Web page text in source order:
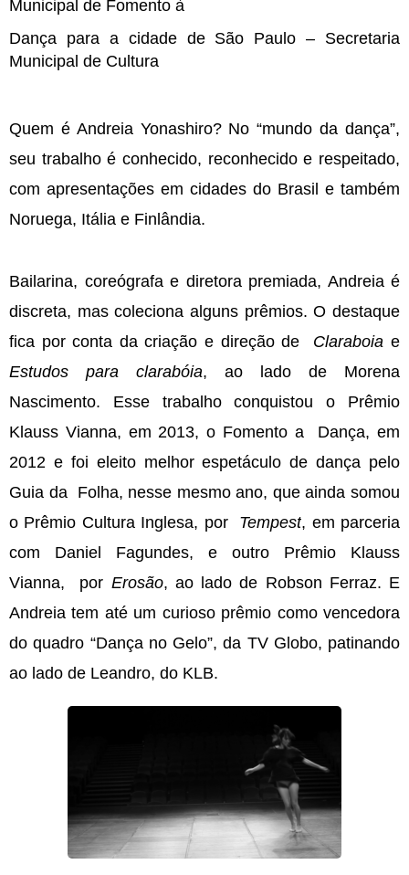
Municipal de Fomento à
Dança para a cidade de São Paulo – Secretaria
Municipal de Cultura
Quem é Andreia Yonashiro? No “mundo da dança”,
seu trabalho é conhecido, reconhecido e respeitado,
com apresentações em cidades do Brasil e também
Noruega, Itália e Finlândia.
Bailarina, coreógrafa e diretora premiada, Andreia é
discreta, mas coleciona alguns prêmios. O destaque
fica por conta da criação e direção de Claraboia
Estudos para clarabóia, ao lado de Morena
Nascimento. Esse trabalho conquistou o Prêmio
Klauss Vianna, em 2013, o Fomento a  Dança, em
2012 e foi eleito melhor espetáculo de dança pelo
Guia da  Folha, nesse mesmo ano, que ainda somou
o Prêmio Cultura Inglesa, por Tempest, em parceria
com Daniel Fagundes, e outro Prêmio Klauss
Vianna,  por Erosão, ao lado de Robson Ferraz. E
Andreia tem até um curioso prêmio como vencedora
do quadro “Dança no Gelo”, da TV Globo, patinando
ao lado de Leandro, do KLB.